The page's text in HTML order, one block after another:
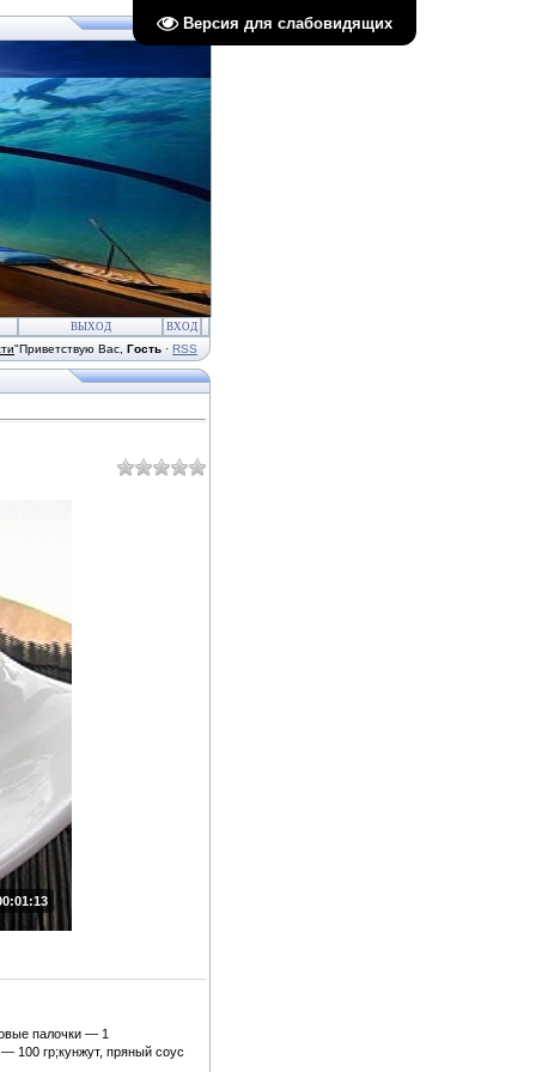
Версия для слабовидящих
ВЫХОД ВХОД
"Приветствую Вас Гость · RSS
палочки — 1
100 гр;кунжут, пряный соус